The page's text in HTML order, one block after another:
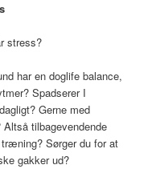
stress?
har en doglife balance,
Spadserer I
Gerne med
tilbagevendende
Sørger du for at
gakker ud?